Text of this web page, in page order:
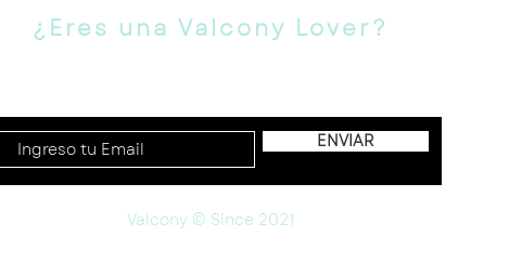
¿Eres una Valcony Lover?
ENVIAR
Valcony © Since 2021